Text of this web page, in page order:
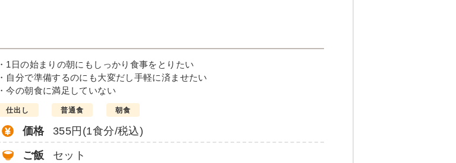
・1日の始まりの朝にもしっかり食事をとりたい
・自分で準備するのにも大変だし手軽に済ませたい
・今の朝食に満足していない
仕出し 普通食 朝食
価格 355円(1食分/税込)
ご飯 セット